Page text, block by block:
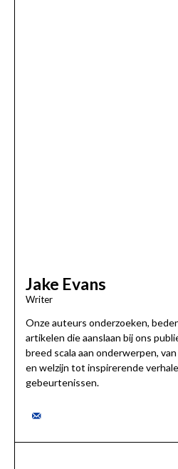
Jake Evans
Writer
Onze auteurs onderzoeken,
artikelen die aanslaan bij ons
breed scala aan onderwerpen,
en welzijn tot inspirerende
gebeurtenissen.